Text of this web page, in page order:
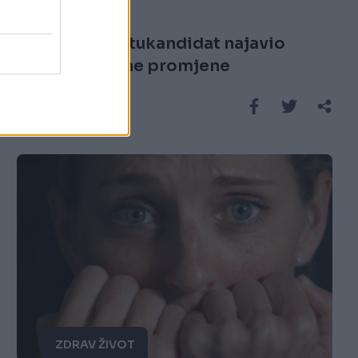
Blatterov protukandidat najavio
revolucionarne promjene
ZDRAV ŽIVOT